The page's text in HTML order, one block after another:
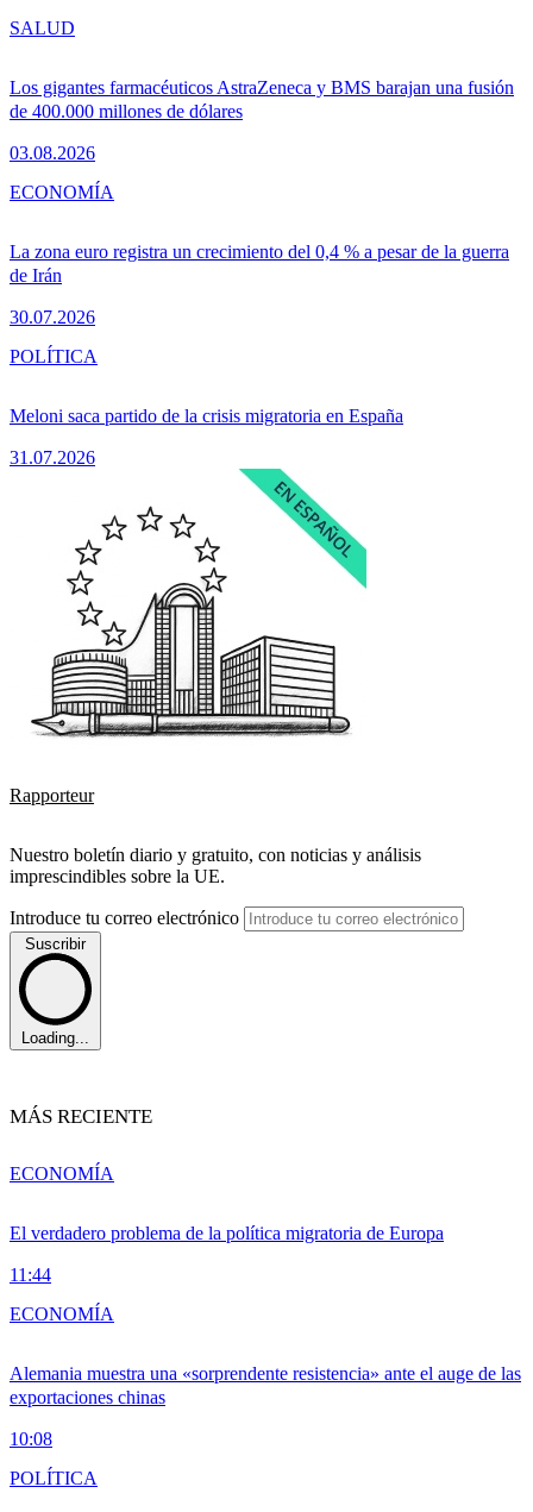
Los gigantes farmacéuticos AstraZeneca y BMS barajan una fusión
de 400.000 millones de dólares
03.08.2026
SALUD
La zona euro registra un crecimiento del 0,4 % a pesar de la guerra
de Irán
30.07.2026
ECONOMÍA
Meloni saca partido de la crisis migratoria en España
31.07.2026
POLÍTICA
Rapporteur
Nuestro boletín diario y gratuito, con noticias y análisis
imprescindibles sobre la UE.
Introduce tu correo electrónico
Suscribir
Loading...
MÁS RECIENTE
El verdadero problema de la política migratoria de Europa
11:44
ECONOMÍA
Alemania muestra una «sorprendente resistencia» ante el auge de las
exportaciones chinas
10:08
ECONOMÍA
POLÍTICA